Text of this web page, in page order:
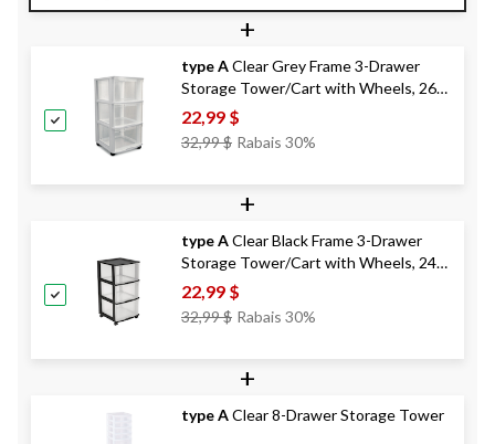
+
type AClear Grey Frame 3-Drawer
Storage Tower/Cart with Wheels, 26-
in
22,99 $
32,99 $ Prix
Rabais 30%
+
type AClear Black Frame 3-Drawer
Storage Tower/Cart with Wheels, 24-
in
22,99 $
32,99 $ Prix
Rabais 30%
+
type AClear 8-Drawer Storage Tower